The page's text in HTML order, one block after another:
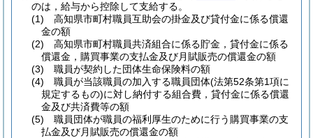
のは，給与から控除して支給する。
(1)
高知県市町村職員互助会の掛金及び貸付金に係る償還
金の額
(2)
高知県市町村職員共済組合に係る貯金，貸付金に係る
償還金，購買事業の支払金及び月賦販売の償還金の額
(3)
職員が契約した団体生命保険料の額
(4)
職員が当該職員の加入する職員団体(法第52条第1項に
規定するもの)に対し納付する組合費，貸付金に係る償還
金及び共済費等の額
(5)
職員団体が職員の福利厚生のために行う購買事業の支
払金及び月賦販売の償還金の額